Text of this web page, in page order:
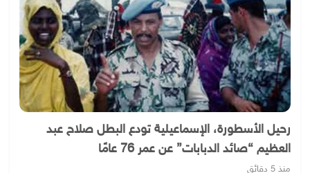
رحيل الأسطورة، الإسماعيلية تودع البطل صلاح عبد
العظيم “صائد الدبابات” عن عمر 76 عامًا
منذ 5 دقائق